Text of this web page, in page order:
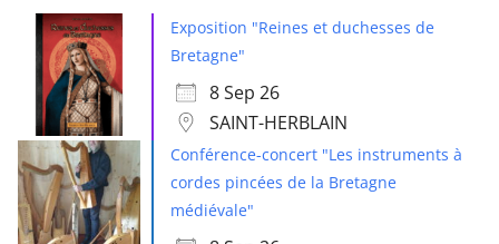
Exposition "Reines et duchesses de
Bretagne"
8 Sep 26
SAINT-HERBLAIN
Conférence-concert "Les instruments à
cordes pincées de la Bretagne
médiévale"